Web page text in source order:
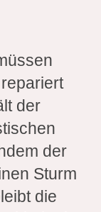
der
der
Sturm
die